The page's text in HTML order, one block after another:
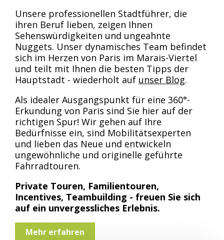
Unsere professionellen Stadtführer, die
ihren Beruf lieben, zeigen Ihnen
Sehenswürdigkeiten und ungeahnte
Nuggets. Unser dynamisches Team befindet
sich im Herzen von Paris im Marais-Viertel
und teilt mit Ihnen die besten Tipps der
Hauptstadt - wiederholt auf unser Blog.
Als idealer Ausgangspunkt für eine 360°-
Erkundung von Paris sind Sie hier auf der
richtigen Spur! Wir gehen auf Ihre
Bedürfnisse ein, sind Mobilitätsexperten
und lieben das Neue und entwickeln
ungewöhnliche und originelle geführte
Fahrradtouren.
Private Touren, Familientouren,
Incentives, Teambuilding - freuen Sie sich
auf ein unvergessliches Erlebnis.
Mehr erfahren